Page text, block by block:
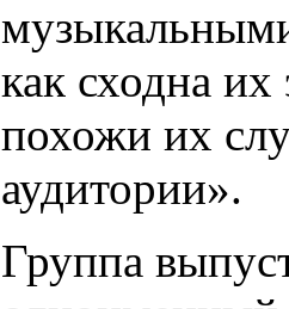
как сходна их
похожи их
аудитории».
Группа